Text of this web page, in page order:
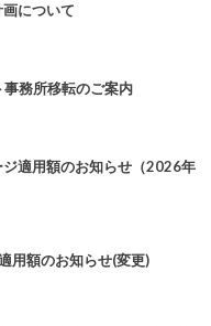
について
務所移転のご案内
適用額のお知らせ（2026年
用額のお知らせ(変更)